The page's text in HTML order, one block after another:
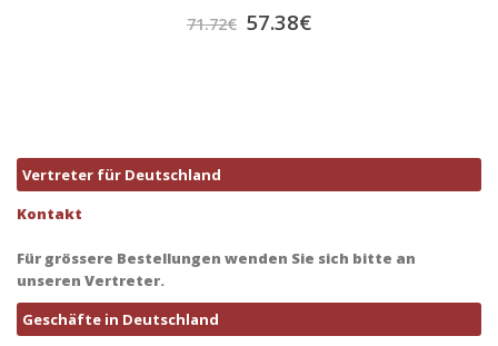
71.72€ 57.38€
Vertreter für Deutschland
Kontakt
Für grössere Bestellungen wenden Sie sich bitte an
unseren Vertreter.
Geschäfte in Deutschland